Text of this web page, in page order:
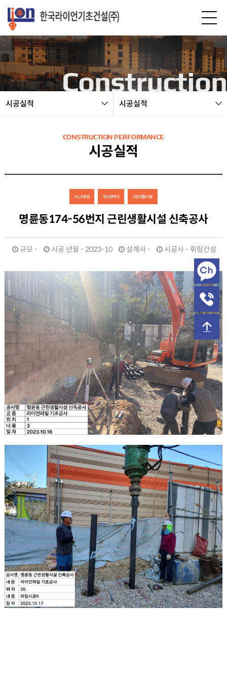
Construction
시공실적 시공실적
CONSTRUCTION PERFORMANCE
시공실적
H.L.P공법 부산광역시 근린생활시설
명륜동174-56번지 근린생활시설 신축공사
시공사 - 휘림건설
설계사 -
시공 년월 - 2023-10
규모 -